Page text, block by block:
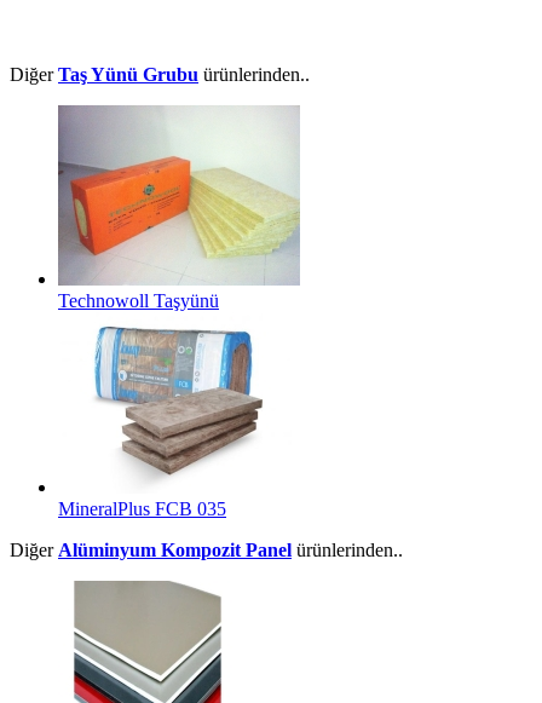
DiğerTaş Yünü Grubu ürünlerinden..
Technowoll Taşyünü
MineralPlus FCB 035
DiğerAlüminyum Kompozit Panel ürünlerinden..